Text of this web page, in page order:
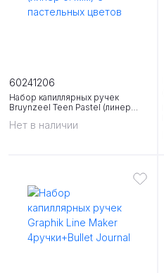
Нет в наличии
Набор капиллярных ручек
Bruynzeel Teen Pastel (линер
60241206